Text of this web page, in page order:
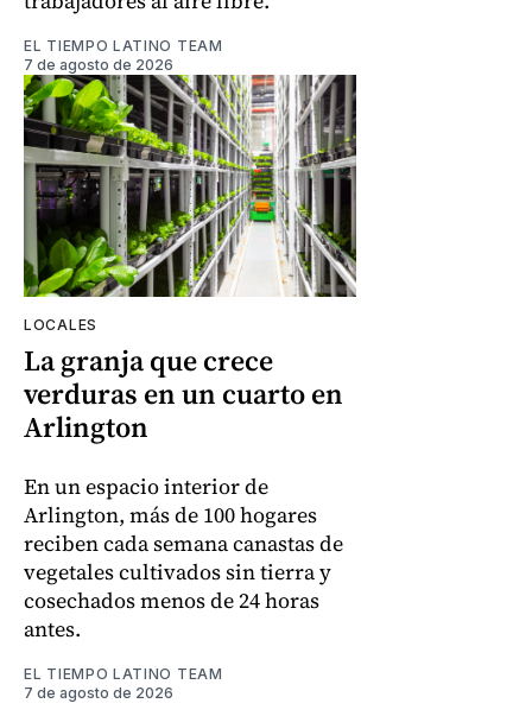
EL TIEMPO LATINO TEAM
7 de agosto de 2026
LOCALES
La granja que crece
verduras en un cuarto en
Arlington
En un espacio interior de
Arlington, más de 100 hogares
reciben cada semana canastas de
vegetales cultivados sin tierra y
cosechados menos de 24 horas
antes.
EL TIEMPO LATINO TEAM
7 de agosto de 2026